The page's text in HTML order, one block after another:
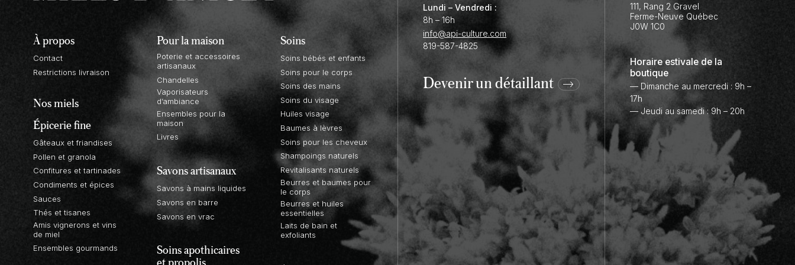
À propos
Contact
Restrictions livraison
Nos miels
Épicerie fine
Gâteaux et friandises
Pollen et granola
Confitures et tartinades
Condiments et épices
Sauces
Thés et tisanes
Amis vignerons et vins
de miel
Ensembles gourmands
Pour la maison
Poterie et accessoires
artisanaux
Chandelles
Vaporisateurs
d’ambiance
Ensembles pour la
maison
Livres
Savons artisanaux
Savons à mains liquides
Savons en barre
Savons en vrac
Soins apothicaires
Soins
Soins bébés et enfants
Soins pour le corps
Soins des mains
Soins du visage
Huiles visage
Baumes à lèvres
Soins pour les cheveux
Shampoings naturels
Revitalisants naturels
Beurres et baumes pour
le corps
Beurres et huiles
essentielles
Laits de bain et
exfoliants
Lundi – Vendredi :
8h – 16h
info@api-culture.com
819-587-4825
Devenir undétaillant
111, Rang 2 Gravel
Ferme-Neuve Québec
J0W 1C0
Horaire estivale de la
boutique
— Dimanche au mercredi : 9h –
17h
— Jeudi au samedi : 9h – 20h